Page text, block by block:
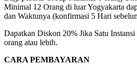
Minimal 12 Orang di luar Yogyakarta
dan Waktunya (konfirmasi 5 Hari
Dapatkan Diskon 20% Jika Satu
orang atau lebih.
CARA PEMBAYARAN